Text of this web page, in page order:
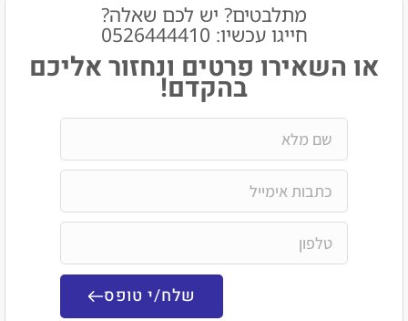
מתלבטים? יש לכם שאלה?
חייגו עכשיו: 0526444410​
פרטים ונחזור אליכם
בהקדם!
שלח/י טופס